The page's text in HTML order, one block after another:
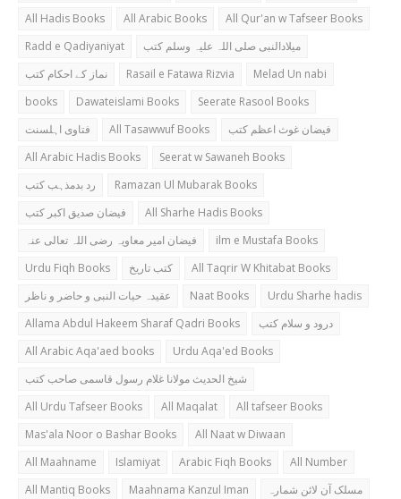
All Hadis Books
All Arabic Books
All Qur'an w Tafseer Books
Radd e Qadiyaniyat
میلادالنبی صلی اللہ علیہ وسلم کتب
نماز کے احکام کتب
Rasail e Fatawa Rizvia
Melad Un nabi
books
Dawateislami Books
Seerate Rasool Books
فتاوی اہلسنت
All Tasawwuf Books
فیضان غوث اعظم کتب
All Arabic Hadis Books
Seerat w Sawaneh Books
رد بدمذہب کتب
Ramazan Ul Mubarak Books
فیضان صدیق اکبر کتب
All Sharhe Hadis Books
فیضان امیر معاویہ رضی اللہ تعالی عنہ
ilm e Mustafa Books
Urdu Fiqh Books
کتب تاریخ
All Taqrir W Khitabat Books
عقیدہ حیات النبی و حاضر و ناظر
Naat Books
Urdu Sharhe hadis
Allama Abdul Hakeem Sharaf Qadri Books
درود و سلام کتب
All Arabic Aqa'aed books
Urdu Aqa'ed Books
شیخ الحدیث مولانا غلام رسول قاسمی صاحب کتب
All Urdu Tafseer Books
All Maqalat
All tafseer Books
Mas'ala Noor o Bashar Books
All Naat w Diwaan
All Maahname
Islamiyat Arabic Fiqh Books
All Number
All Mantiq Books
Maahnama Kanzul Iman
مسلک آن لائن شمارہ